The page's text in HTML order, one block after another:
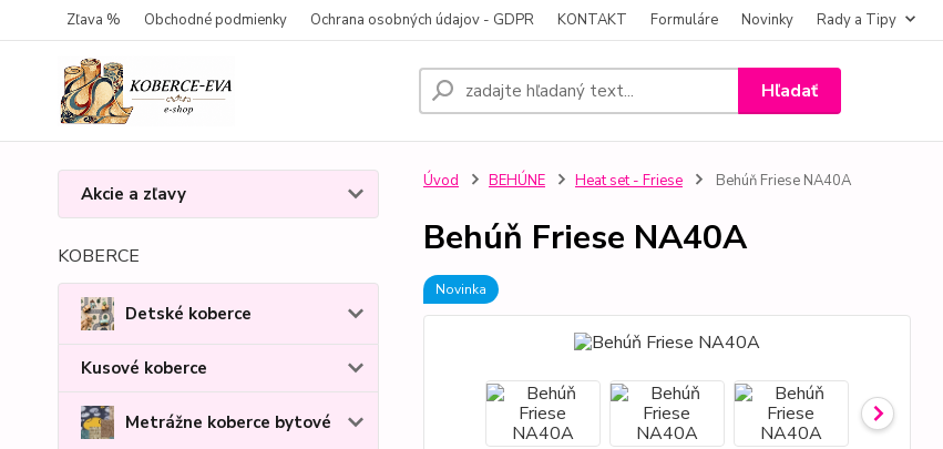
Zľava % Obchodné podmienky Ochrana osobných údajov - GDPR KONTAKT Formuláre Novinky Rady a Tipy
Hľadať
Akcie a zľavy
KOBERCE
Detské koberce
Kusové koberce
Metrážne koberce bytové
Úvod BEHÚNE Heat set - Friese Behúň Friese NA40A
Behúň Friese NA40A
Novinka